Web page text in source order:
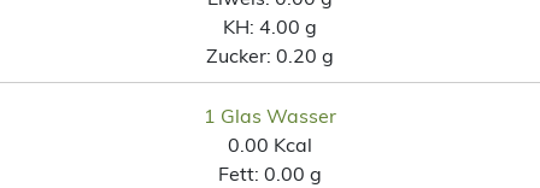
KH: 4.00 g
Zucker: 0.20 g
1 Glas Wasser
0.00 Kcal
Fett: 0.00 g